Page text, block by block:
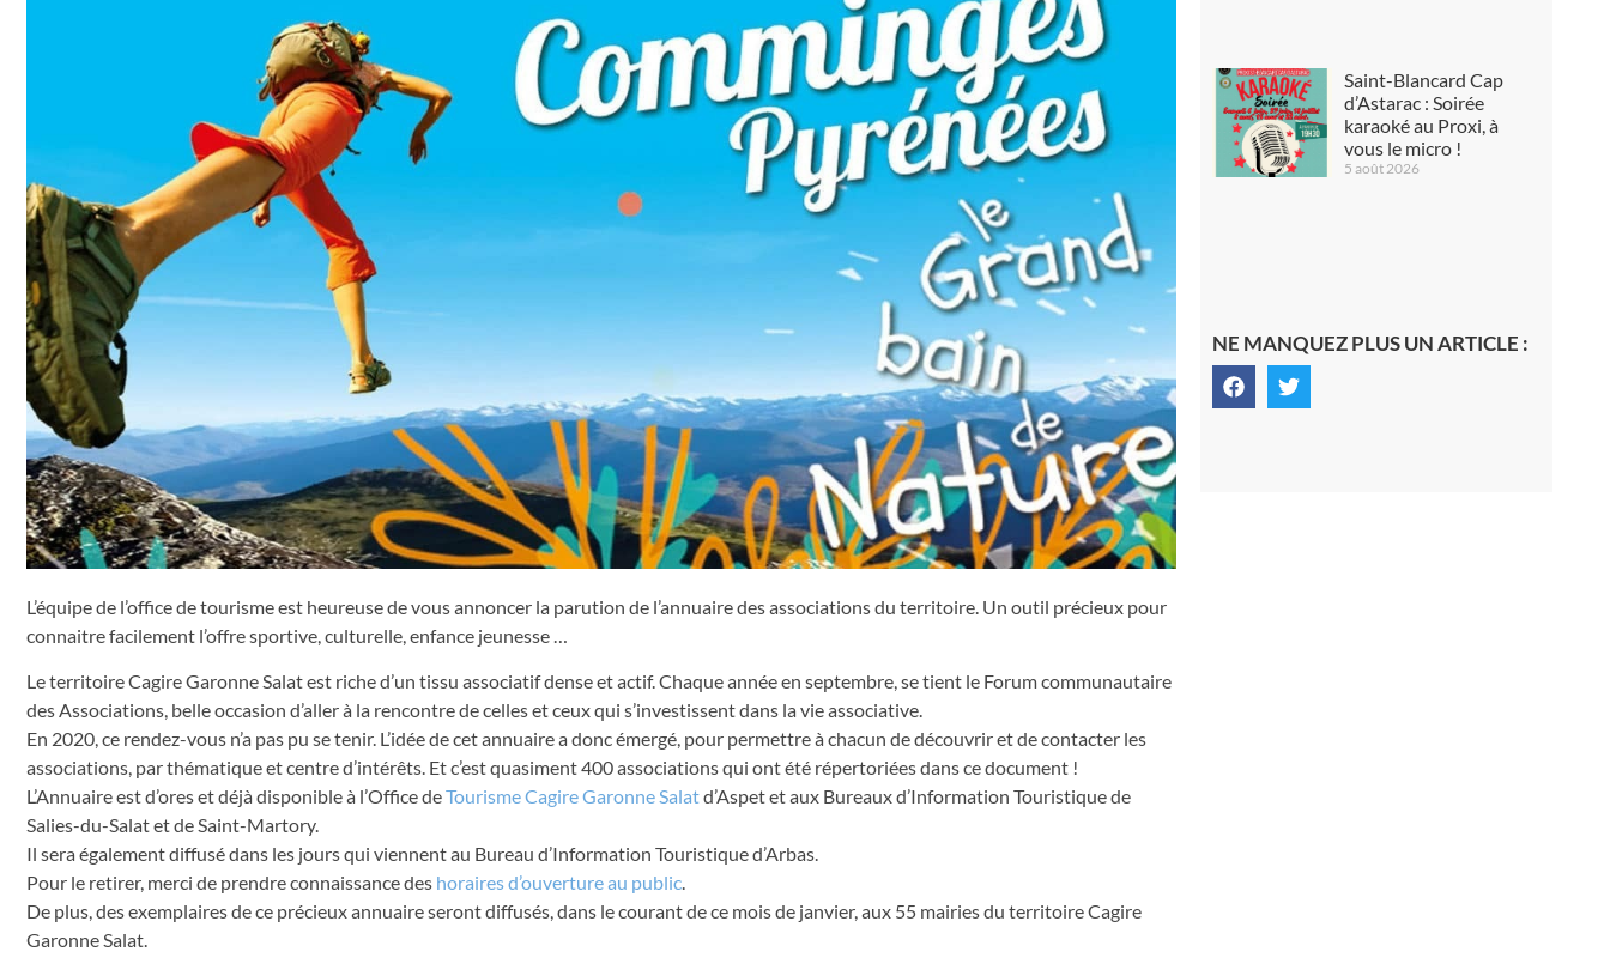
L’équipe de l’office de tourisme est heureuse de vous annoncer la parution de l’annuaire des associations du territoire. Un outil précieux pour
connaitre facilement l’offre sportive, culturelle, enfance jeunesse …
Le territoire Cagire Garonne Salat est riche d’un tissu associatif dense et actif. Chaque année en septembre, se tient le Forum communautaire
des Associations, belle occasion d’aller à la rencontre de celles et ceux qui s’investissent dans la vie associative.
En 2020, ce rendez-vous n’a pas pu se tenir. L’idée de cet annuaire a donc émergé, pour permettre à chacun de découvrir et de contacter les
associations, par thématique et centre d’intérêts. Et c’est quasiment 400 associations qui ont été répertoriées dans ce document !
L’Annuaire est d’ores et déjà disponible à l’Office deTourisme Cagire Garonne Salatd’Aspet et aux Bureaux d’Information Touristique de
Salies-du-Salat et de Saint-Martory.
Il sera également diffusé dans les jours qui viennent au Bureau d’Information Touristique d’Arbas.
Pour le retirer, merci de prendre connaissance des horaires d’ouverture au public.
De plus, des exemplaires de ce précieux annuaire seront diffusés, dans le courant de ce mois de janvier, aux 55 mairies du territoire Cagire
Garonne Salat.
Saint-Blancard Cap
d’Astarac : Soirée
karaoké au Proxi, à
vous le micro !
5 août 2026
NE MANQUEZ PLUS UN ARTICLE :